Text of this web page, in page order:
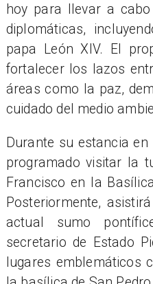
hoy para llevar a
diplomáticas,
papa León XIV. El
fortalecer los lazos
áreas como la paz,
cuidado del medio
Durante su estancia
programado visitar la
Francisco en la
Posteriormente,
actual sumo
secretario de Estado
lugares emblemáticos